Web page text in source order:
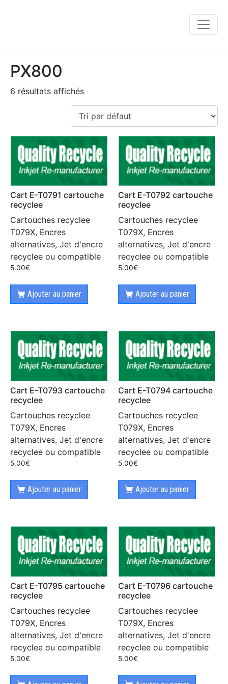
PX800
6 résultats affichés
Cart E-T0791 cartouche
recyclee
Cartouches recyclee
T079X, Encres
alternatives, Jet d'encre
recyclee ou compatible
5.00€
Ajouter au panier
Cart E-T0792 cartouche
recyclee
Cartouches recyclee
T079X, Encres
alternatives, Jet d'encre
recyclee ou compatible
5.00€
Ajouter au panier
Cart E-T0793 cartouche
recyclee
Cartouches recyclee
T079X, Encres
alternatives, Jet d'encre
recyclee ou compatible
5.00€
Ajouter au panier
Cart E-T0794 cartouche
recyclee
Cartouches recyclee
T079X, Encres
alternatives, Jet d'encre
recyclee ou compatible
5.00€
Ajouter au panier
Cart E-T0795 cartouche
recyclee
Cartouches recyclee
T079X, Encres
alternatives, Jet d'encre
recyclee ou compatible
5.00€
Cart E-T0796 cartouche
recyclee
Cartouches recyclee
T079X, Encres
alternatives, Jet d'encre
recyclee ou compatible
5.00€